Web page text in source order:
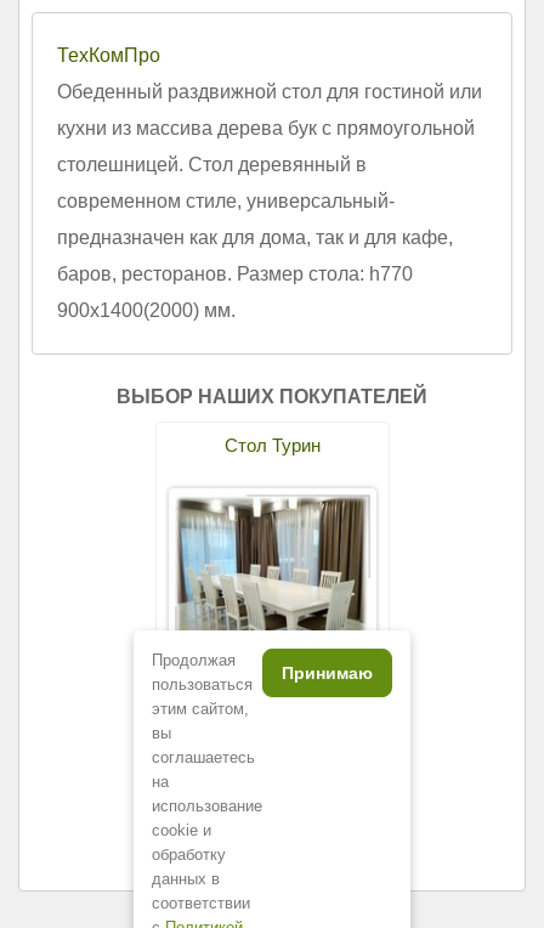
ТехКомПро
Обеденный раздвижной стол для гостиной или
кухни из массива дерева бук с прямоугольной
столешницей. Стол деревянный в
современном стиле, универсальный-
предназначен как для дома, так и для кафе,
баров, ресторанов. Размер стола: h770
900х1400(2000) мм.
ВЫБОР НАШИХ ПОКУПАТЕЛЕЙ
Стол Турин
226
Продолжая
пользоваться
этим сайтом,
вы
соглашаетесь
на
использование
cookie и
обработку
данных в
соответствии
Принимаю